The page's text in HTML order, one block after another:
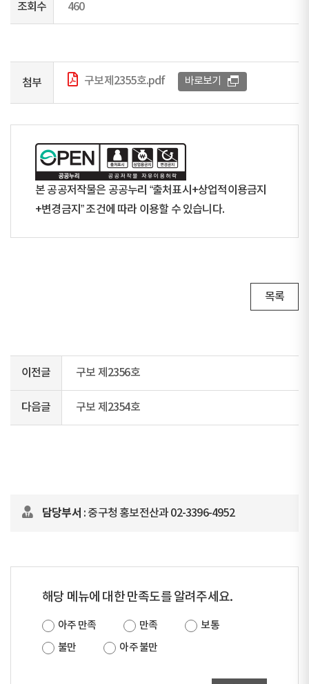
조회수 460
첨부 구보제2355호.pdf 바로보기
본 공공저작물은 공공누리 “출처표시+상업적이용금지
+변경금지” 조건에 따라 이용할 수 있습니다.
목록
이전글 구보 제2356호
다음글 구보 제2354호
담당부서 : 중구청 홍보전산과 02-3396-4952
해당 메뉴에 대한 만족도를 알려주세요.
아주 만족 만족
보통
불만
아주 불만